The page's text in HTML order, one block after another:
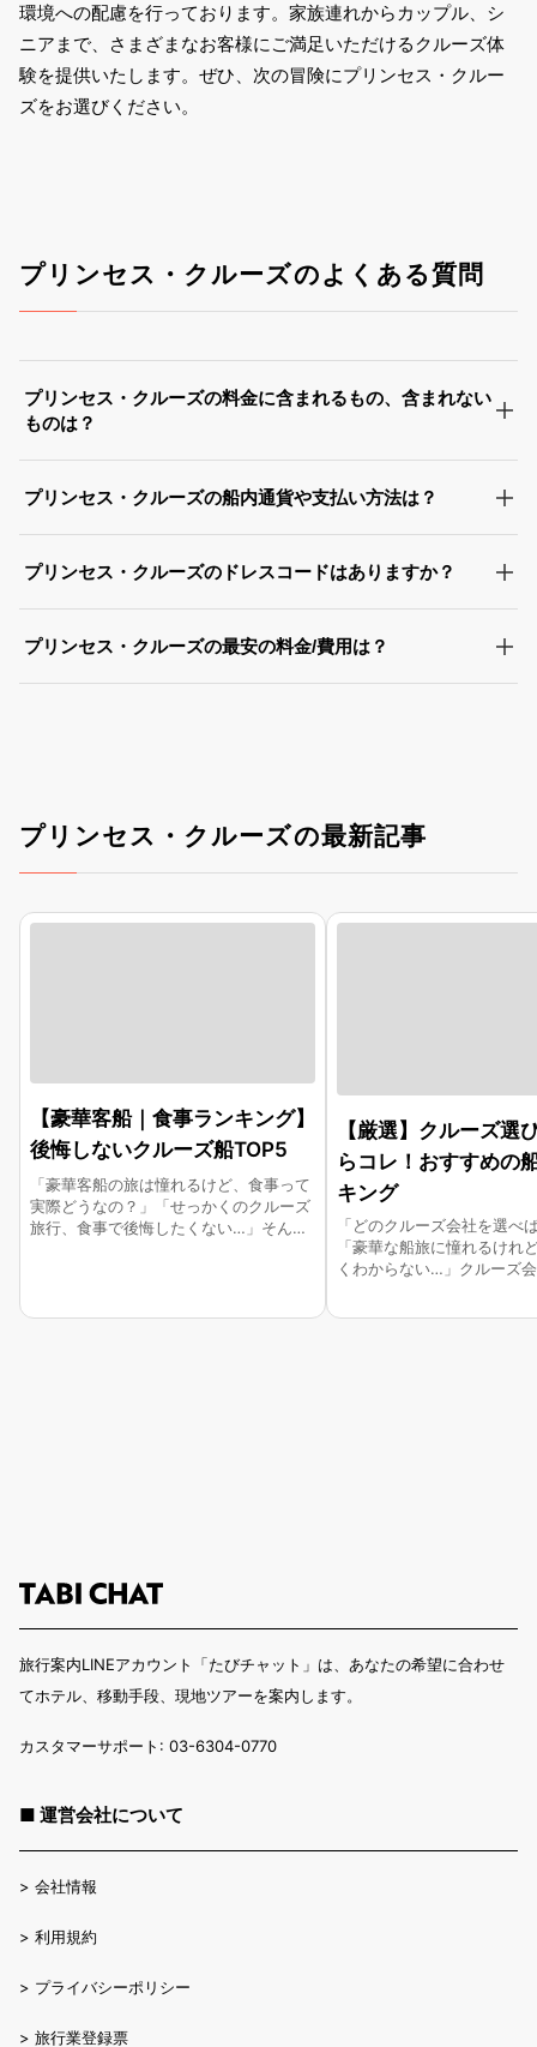
環境への配慮を行っております。家族連れからカップル、シ
ニアまで、さまざまなお客様にご満足いただけるクルーズ体
験を提供いたします。ぜひ、次の冒険にプリンセス・クルー
ズをお選びください。
プリンセス・クルーズのよくある質問
プリンセス・クルーズの料金に含まれるもの、含まれない
ものは？
プリンセス・クルーズの船内通貨や支払い方法は？
プリンセス・クルーズのドレスコードはありますか？
プリンセス・クルーズの最安の料金/費用は？
プリンセス・クルーズの最新記事
【豪華客船｜食事ランキング】
後悔しないクルーズ船TOP5
「豪華客船の旅は憧れるけど、食事って
実際どうなの？」「せっかくのクルーズ
旅行、食事で後悔したくない…」そんな
な要素です。 本記事では、食事に定評の
【厳選】クルーズ選
らコレ！おすすめの
キング
「どのクルーズ会社を選べ
「豪華な船旅に憧れるけれ
くわからない…」クルーズ
旅行案内LINEアカウント「たびチャット」は、あなたの希望に合わせ
てホテル、移動手段、現地ツアーを案内します。
カスタマーサポート: 03-6304-0770
■ 運営会社について
> 会社情報
> 利用規約
> プライバシーポリシー
> 旅行業登録票